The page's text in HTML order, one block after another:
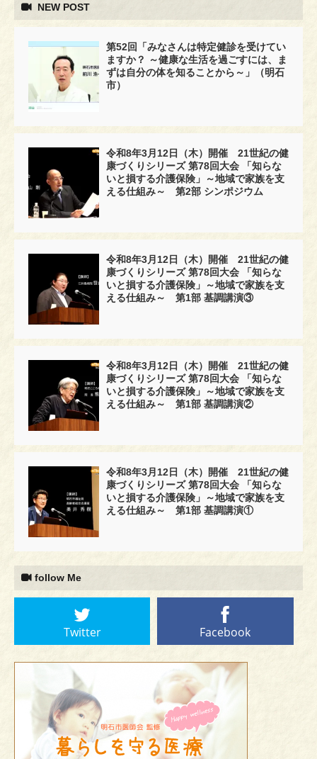
NEW POST
第52回「みなさんは特定健診を受けてい
ますか？ ～健康な生活を過ごすには、ま
ずは自分の体を知ることから～」（明石
市）
令和8年3月12日（木）開催 21世紀の健
康づくりシリーズ 第78回大会 「知らな
いと損する介護保険」～地域で家族を支
える仕組み～ 第2部 シンポジウム
令和8年3月12日（木）開催 21世紀の健
康づくりシリーズ 第78回大会 「知らな
いと損する介護保険」～地域で家族を支
える仕組み～ 第1部 基調講演③
令和8年3月12日（木）開催 21世紀の健
康づくりシリーズ 第78回大会 「知らな
いと損する介護保険」～地域で家族を支
える仕組み～ 第1部 基調講演②
令和8年3月12日（木）開催 21世紀の健
康づくりシリーズ 第78回大会 「知らな
いと損する介護保険」～地域で家族を支
える仕組み～ 第1部 基調講演①
follow Me
Twitter Facebook